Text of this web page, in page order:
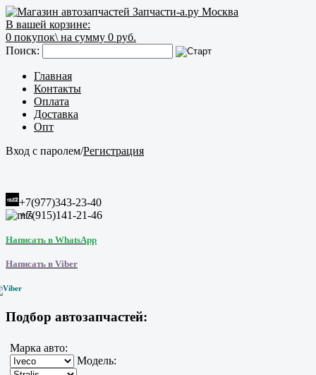
В вашей корзине:
0 покупок\ на сумму 0 руб.
Поиск:
Главная
Контакты
Оплата
Доставка
Опт
Вход с паролем/Регистрация
+7(977)343-23-40
+7(915)141-21-46
Написать в WhatsApp
Написать в Viber
Подбор автозапчастей:
Марка авто:
Модель: